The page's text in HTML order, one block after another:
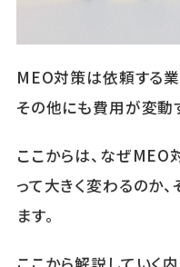
MEO対策は依頼する
その他にも費用が変動
ここからは、なぜ
って大きく変わるのか
ます。